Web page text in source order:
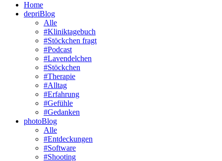
Home
depriBlog
Alle
#Kliniktagebuch
#Stöckchen fragt
#Podcast
#Lavendelchen
#Stöckchen
#Therapie
#Alltag
#Erfahrung
#Gefühle
#Gedanken
photoBlog
Alle
#Entdeckungen
#Software
#Shooting